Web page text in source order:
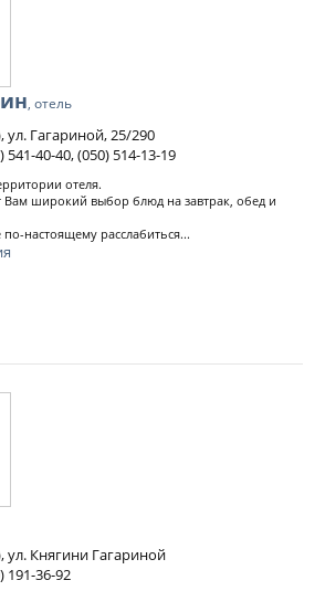
, отель
ул. Гагариной, 25/290
541-40-40, (050) 514-13-19
отеля.
Вам широкий выбор блюд на завтрак, обед и
настоящему расслабиться...
ул. Княгини Гагариной
191-36-92